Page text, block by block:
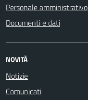
Personale amministrativo
Documenti e dati
NOVITÀ
Notizie
Comunicati